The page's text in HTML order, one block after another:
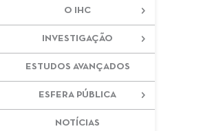
O IHC
INVESTIGAÇÃO
ESTUDOS AVANÇADOS
ESFERA PÚBLICA
NOTÍCIAS